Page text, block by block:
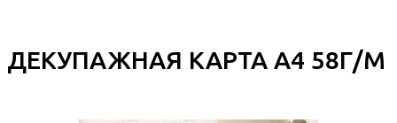
ДЕКУПАЖНАЯ КАРТА А4 58Г/М